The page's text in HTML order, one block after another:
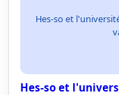
Hes-so et
Hes-so et